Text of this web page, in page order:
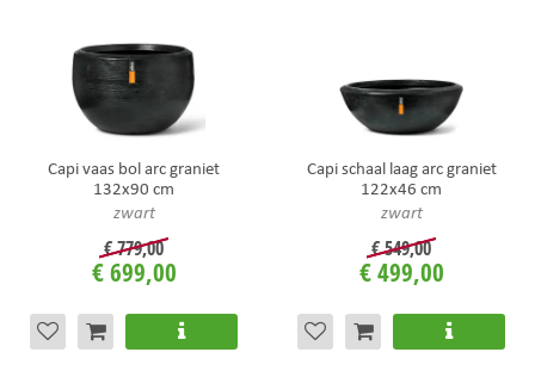
Capi vaas bol arc graniet
132x90 cm
zwart
€779,00
€699,00
Capi schaal laag arc graniet
122x46 cm
zwart
€549,00
€499,00